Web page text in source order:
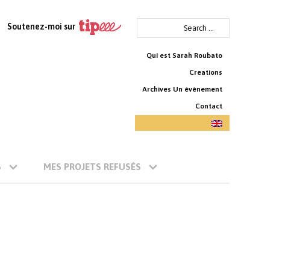
Soutenez-moi sur
for:
Qui est Sarah Roubato
Creations
Archives Un évènement
Contact
MES PROJETS REFUSÉS